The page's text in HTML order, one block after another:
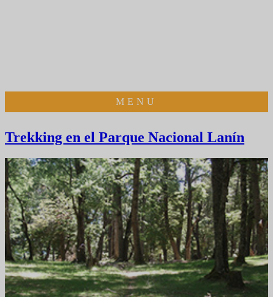
MENU
Trekking en el Parque Nacional Lanín